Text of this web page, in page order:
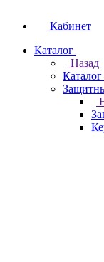
Кабинет
Каталог
Назад
Каталог